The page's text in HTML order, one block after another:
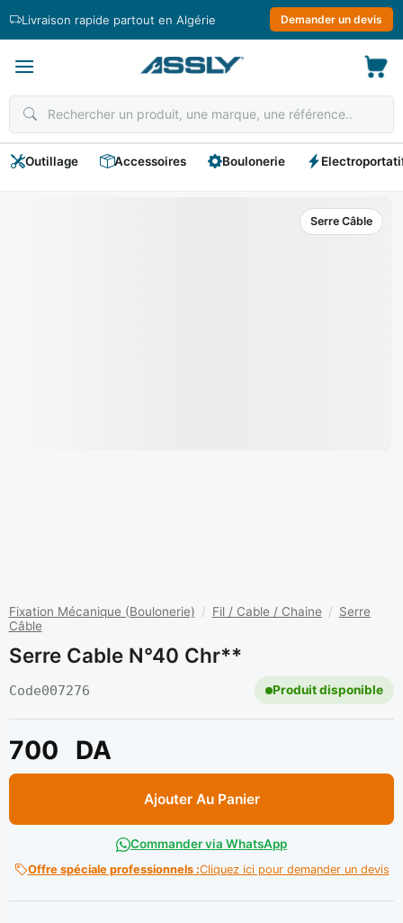
Livraison rapide partout en Algérie Demander un devis
Outillage Accessoires Boulonerie
Serre Câble
Fixation Mécanique (Boulonerie) / Fil / Cable / Chaine / Serre
Câble
Serre Cable N°40 Chr**
Code007276 Produit disponible
700 DA
Ajouter Au Panier
Commander via WhatsApp
Offre spéciale professionnels :Cliquez ici pour demander un devis